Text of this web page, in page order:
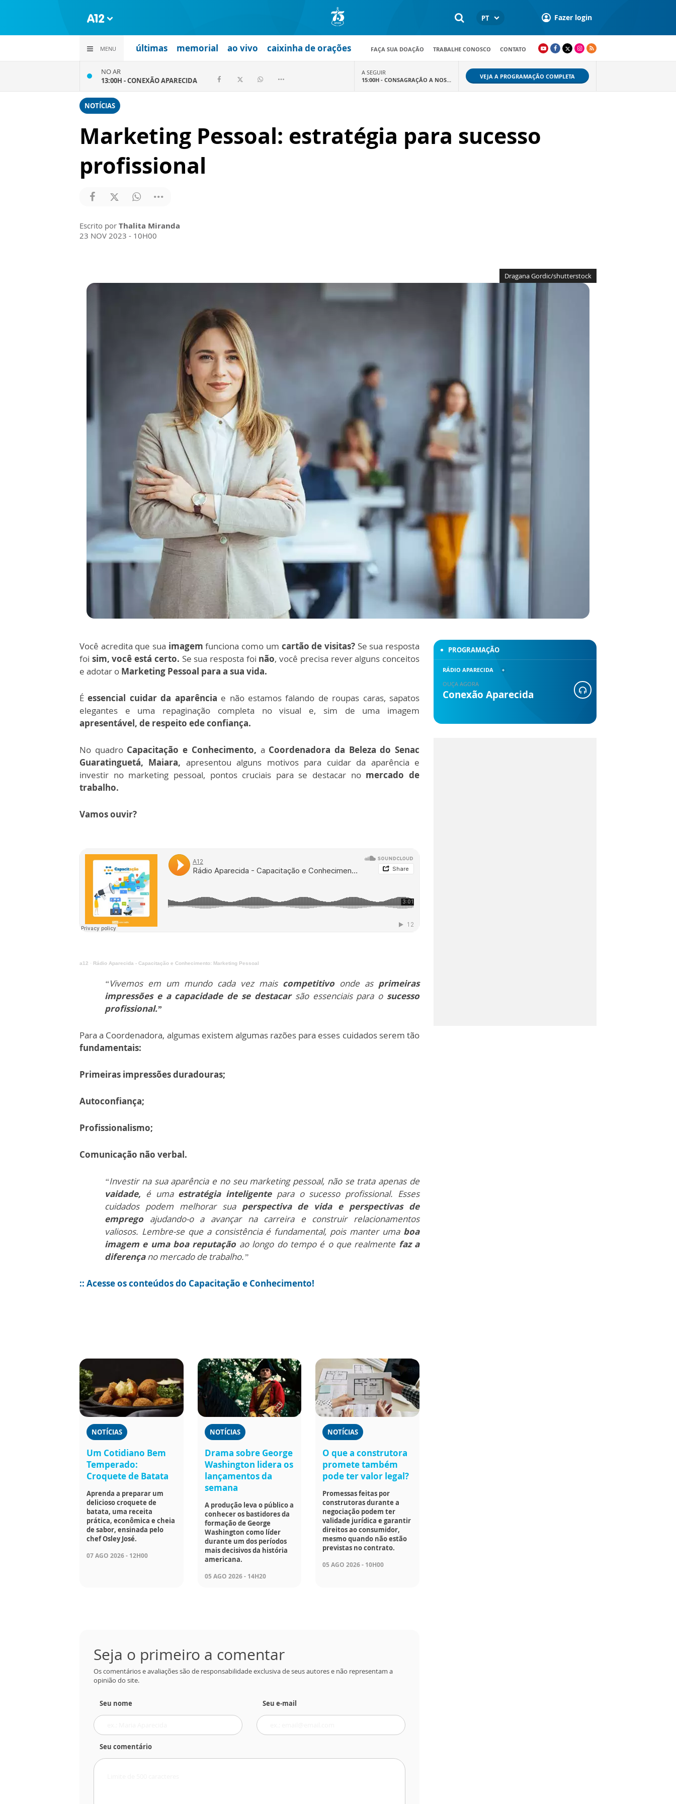
PT Fazer login
MENU últimas memorial ao vivo caixinha de orações FAÇA SUA DOAÇÃO TRABALHE CONOSCO CONTATO
NO AR
13:00H -CONEXÃO APARECIDA
A SEGUIR
15:00H - CONSAGRAÇÃO A NOS... VEJA A PROGRAMAÇÃO COMPLETA
NOTÍCIAS
Marketing Pessoal: estratégia para sucesso
profissional
Escrito por Thalita Miranda
23 NOV 2023 - 10H00
Dragana Gordic/shutterstock
Você acredita que sua imagemfunciona como um cartão de visitas? Se sua resposta
foi sim, você está certo. Se sua resposta foi não, você precisa rever alguns conceitos
e adotar o Marketing Pessoal para a sua vida.
Éessencial cuidar da aparência e não estamos falando de roupas caras, sapatos
elegantes e uma repaginação completa no visual e, sim de uma imagem
apresentável, de respeito ede confiança.
No quadro Capacitação e Conhecimento, a Coordenadora da Beleza do Senac
Guaratinguetá, Maiara, apresentou alguns motivos para cuidar da aparência e
investir no marketing pessoal, pontos cruciais para se destacar no mercado de
trabalho.
Vamos ouvir?
a12 · Rádio Aparecida - Capacitação e Conhecimento: Marketing Pessoal
“Vivemos em um mundo cada vez mais competitivo onde as primeiras
impressões e a capacidade de se destacarsão essenciais para o sucesso
profissional.”
Para a Coordenadora, algumas existem algumas razões para esses cuidados serem tão
fundamentais:
Primeiras impressões duradouras;
Autoconfiança;
Profissionalismo;
Comunicação não verbal.
“Investir na sua aparência e no seu marketing pessoal, não se trata apenas de
vaidade, é uma estratégia inteligentepara o sucesso profissional. Esses
cuidados podem melhorar sua perspectiva de vida e perspectivas de
emprego ajudando-o a avançar na carreira e construir relacionamentos
valiosos. Lembre-se que a consistência é fundamental, pois manter uma boa
imagem e uma boa reputação ao longo do tempo é o que realmente faz a
diferençano mercado de trabalho.”
:: Acesse os conteúdos do Capacitação e Conhecimento!
NOTÍCIAS
Um Cotidiano Bem
Temperado:
Croquete de Batata
Aprenda a preparar um
delicioso croquete de
batata, uma receita
prática, econômica e cheia
de sabor, ensinada pelo
chef Osley José.
07 AGO 2026 - 12H00
NOTÍCIAS
Drama sobre George
Washington lidera os
lançamentos da
semana
A produção leva o público a
conhecer os bastidores da
formação de George
Washington como líder
durante um dos períodos
mais decisivos da história
americana.
05 AGO 2026 - 14H20
NOTÍCIAS
O que a construtora
promete também
pode ter valor legal?
Promessas feitas por
construtoras durante a
negociação podem ter
validade jurídica e garantir
direitos ao consumidor,
mesmo quando não estão
previstas no contrato.
05 AGO 2026 - 10H00
Seja o primeiro a comentar
Os comentários e avaliações são de responsabilidade exclusiva de seus autores e não representam a
opinião do site.
Seu nome Seu e-mail
Seu comentário
PROGRAMAÇÃO
RÁDIO APARECIDA
OUÇA AGORA
Conexão Aparecida